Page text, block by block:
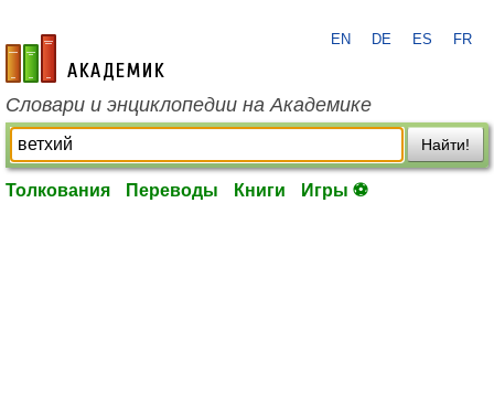
academic.ru
EN DE ES FR
Словари и энциклопедии на Академике
Найти!
Толкования Переводы Книги Игры ⚽